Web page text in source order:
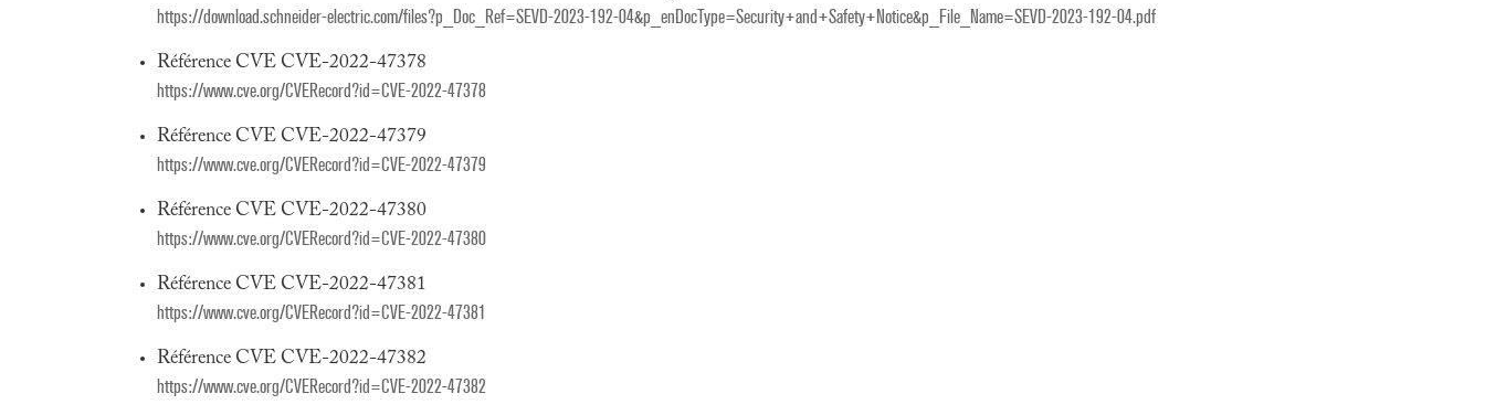
https://download.schneider-electric.com/files?p_Doc_Ref=SEVD-2023-192-04&p_enDocType=Security+and+Safety+Notice&p_File_Name=SEVD-2023-192-04.pdf
Référence CVE CVE-2022-47378
https://www.cve.org/CVERecord?id=CVE-2022-47378
Référence CVE CVE-2022-47379
https://www.cve.org/CVERecord?id=CVE-2022-47379
Référence CVE CVE-2022-47380
https://www.cve.org/CVERecord?id=CVE-2022-47380
Référence CVE CVE-2022-47381
https://www.cve.org/CVERecord?id=CVE-2022-47381
Référence CVE CVE-2022-47382
https://www.cve.org/CVERecord?id=CVE-2022-47382